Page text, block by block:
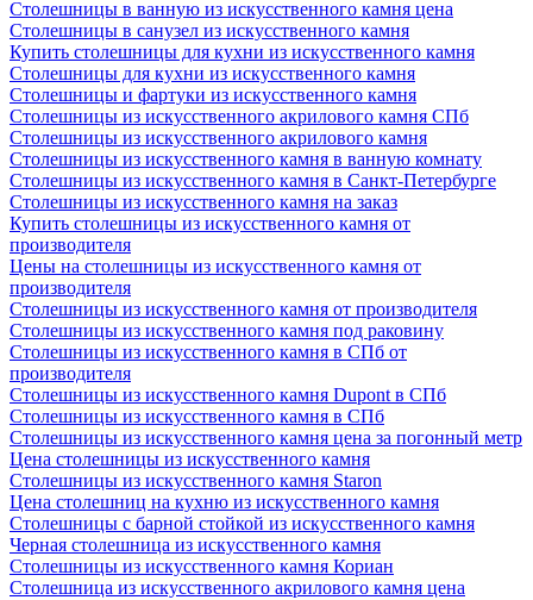
Столешницы в ванную из искусственного камня цена
Столешницы в санузел из искусственного камня
Купить столешницы для кухни из искусственного камня
Столешницы для кухни из искусственного камня
Столешницы и фартуки из искусственного камня
Столешницы из искусственного акрилового камня СПб
Столешницы из искусственного акрилового камня
Столешницы из искусственного камня в ванную комнату
Столешницы из искусственного камня в Санкт-Петербурге
Столешницы из искусственного камня на заказ
Купить столешницы из искусственного камня от
производителя
Цены на столешницы из искусственного камня от
производителя
Столешницы из искусственного камня от производителя
Столешницы из искусственного камня под раковину
Столешницы из искусственного камня в СПб от
производителя
Столешницы из искусственного камня Dupont в СПб
Столешницы из искусственного камня в СПб
Столешницы из искусственного камня цена за погонный метр
Цена столешницы из искусственного камня
Столешницы из искусственного камня Staron
Цена столешниц на кухню из искусственного камня
Столешницы с барной стойкой из искусственного камня
Черная столешница из искусственного камня
Столешницы из искусственного камня Кориан
Столешница из искусственного акрилового камня цена